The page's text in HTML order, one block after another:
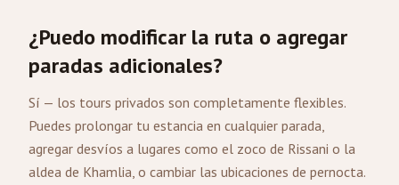
¿Puedo modificar la ruta o agregar
paradas adicionales?
Sí — los tours privados son completamente flexibles.
Puedes prolongar tu estancia en cualquier parada,
agregar desvíos a lugares como el zoco de Rissani o la
aldea de Khamlia, o cambiar las ubicaciones de pernocta.